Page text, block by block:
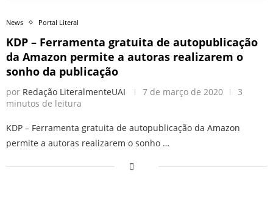
News Portal Literal
KDP – Ferramenta gratuita de autopublicação
da Amazon permite a autoras realizarem o
sonho da publicação
por Redação LiteralmenteUAI 7 de março de 2020
3
minutos de leitura
KDP – Ferramenta gratuita de autopublicação da Amazon
permite a autoras realizarem o sonho …